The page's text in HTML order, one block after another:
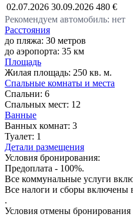
02.07.2026 30.09.2026 480 €
Рекомендуем автомобиль: нет
Расстояния
до пляжа: 30 метров
до аэропорта: 35 км
Площадь
Жилая площадь: 250 кв. м.
Спальные комнаты и места
Спальни: 6
Спальных мест: 12
Ванные
Ванных комнат: 3
Туалет: 1
Детали размещения
Условия бронирования:
Предоплата - 100%.
Все коммунальные услуги
Все налоги и сборы включены
.
Условия отмены бронирования